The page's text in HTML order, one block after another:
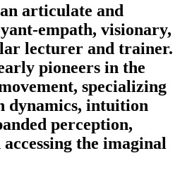
articulate and
empath, visionary,
lecturer and trainer.
pioneers in the
specializing
dynamics, intuition
perception,
the imaginal